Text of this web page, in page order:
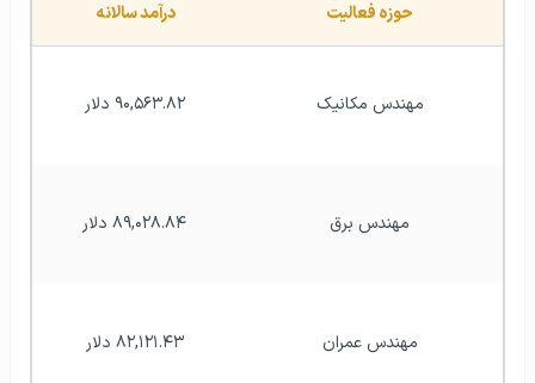
حوزه فعالیت درآمد سالانه
مهندس مکانیک ۹۰,۵۶۳.۸۲ دلار
مهندس برق ۸۹,۰۲۸.۸۴ دلار
مهندس عمران ۸۲,۱۲۱.۴۳ دلار